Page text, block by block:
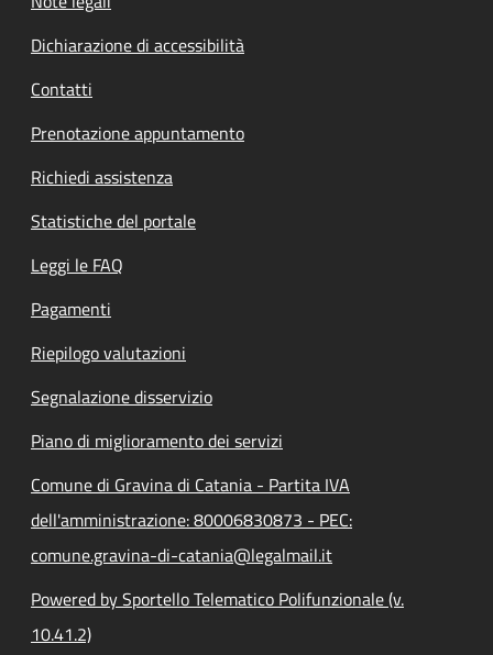
Dichiarazione di accessibilità
Contatti
Prenotazione appuntamento
Richiedi assistenza
Statistiche del portale
Leggi le FAQ
Pagamenti
Riepilogo valutazioni
Segnalazione disservizio
Piano di miglioramento dei servizi
Comune di Gravina di Catania - Partita IVA
dell'amministrazione: 80006830873 - PEC:
comune.gravina-di-catania@legalmail.it
Powered by Sportello Telematico Polifunzionale (v.
10.41.2)